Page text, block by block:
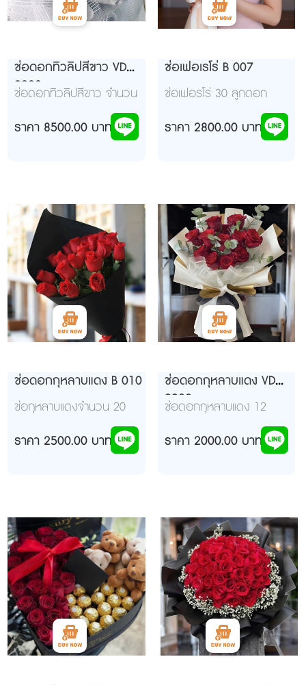
ช่อดอกทิวลิปสีขาว VD
9920
ช่อดอกทิวลิปสีขาว จำนวน
60 ดอก จัด โทนสีขาว เงิน
สวยงาม
ราคา 8500.00 บาท
ช่อเฟอเรโร่ B 007
ช่อเฟอรโร่ 30 ลูกดอก
กุหลาบประดิษฐ์หอมสีครีม
ล้อมรอบห่อกระดาษสีขาว
ราคา 2800.00 บาท
ช่อดอกกุหลาบแดง B 010
ช่อกุหลาบแดงจำนวน 20
ดอกห่อกระดาษสีดำโบว์
แดง
ราคา 2500.00 บาท
ช่อดอกกุหลาบแดง VD
9922
ช่อดอกกุหลาบแดง 12
ราคา 2000.00 บาท